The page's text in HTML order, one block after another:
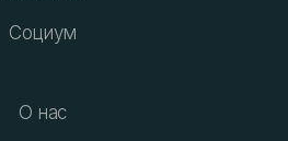
Социум
О нас